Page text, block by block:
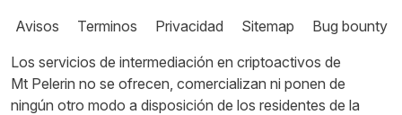
Avisos
Terminos Privacidad Sitemap
Bug bounty
Los servicios de intermediación en criptoactivos de
Mt Pelerin no se ofrecen, comercializan ni ponen de
ningún otro modo a disposición de los residentes de la